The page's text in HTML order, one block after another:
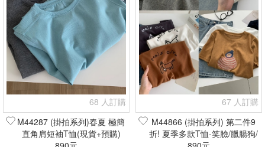
68 人訂購
M44287 (掛拍系列)春夏 極簡
直角肩短袖T恤(現貨+預購)
67 人訂購
M44866 (掛拍系列) 第二件9
折! 夏季多款T恤-笑臉/臘腸狗/